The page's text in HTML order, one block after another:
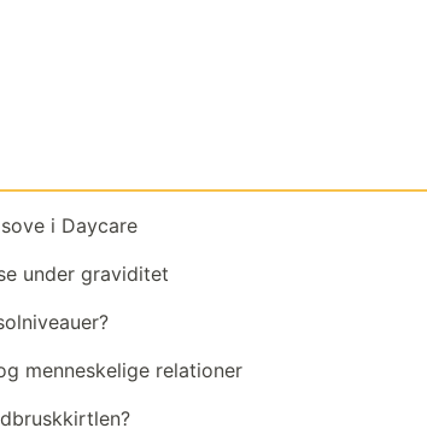
i Daycare
under graviditet
menneskelige relationer